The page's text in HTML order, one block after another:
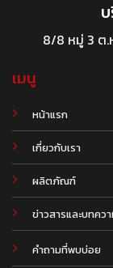
8/8 หมู่ 3 ต.
เมนู
หน้าแรก
เกี่ยวกับเรา
ผลิตภัณฑ์
ข่าวสารและบทคว
.
คำถามที่พบบ่อย